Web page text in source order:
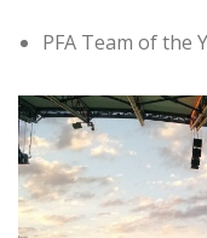
PFA Team of the